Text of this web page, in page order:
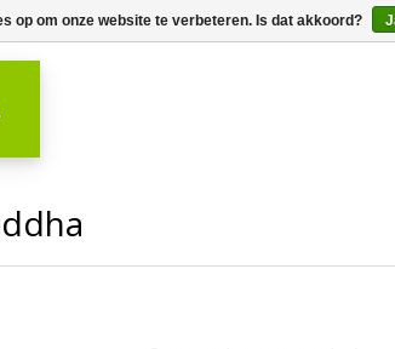
op om onze website te verbeteren. Is dat akkoord?